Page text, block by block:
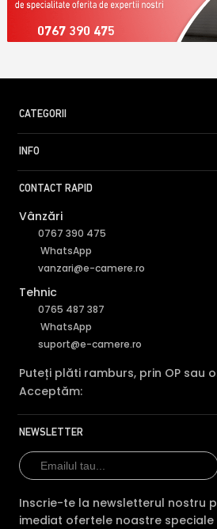
0767 390 475
CATEGORII
INFO
CONTACT RAPID
Vânzări
0767 390 475
WhatsApp
vanzari@e-camere.ro
Tehnic
0765 487 387
WhatsApp
suport@e-camere.ro
Puteți plăti ramburs, prin OP sau
Acceptăm:
NEWSLETTER
Inscrie-te la newsletterul nostru
imediat ofertele noastre speciale